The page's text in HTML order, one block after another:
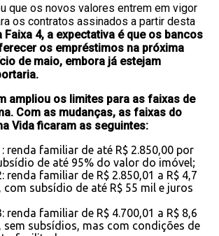
que os novos valores entrem em vigor
os contratos assinados a partir desta
Faixa 4, a expectativa é que os bancos
os empréstimos na próxima
de maio, embora já estejam
ampliou os limites para as faixas de
Com as mudanças, as faixas do
Vida ficaram as seguintes:
familiar de até R$ 2.850,00 por
de até 95% do valor do imóvel;
familiar de R$ 2.850,01 a R$ 4,7
com subsídio de até R$ 55 mil e juros
familiar de R$ 4.700,01 a R$ 8,6
sem subsídios, mas com condições de